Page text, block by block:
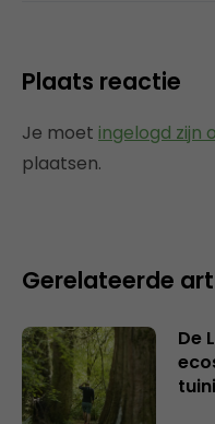
Plaats reactie
Je moet ingelogd zijn
plaatsen.
Gerelateerde
De